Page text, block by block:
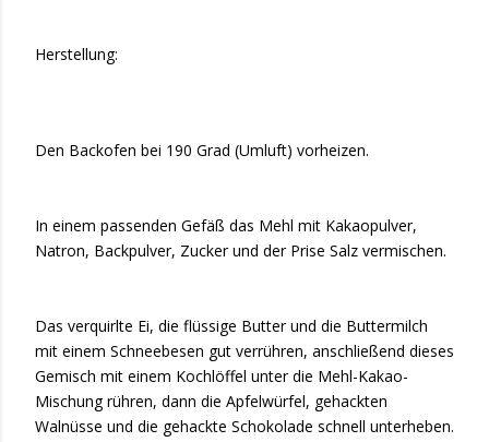
Herstellung:
Den Backofen bei 190 Grad (Umluft) vorheizen.
In einem passenden Gefäß das Mehl mit Kakaopulver,
Natron, Backpulver, Zucker und der Prise Salz vermischen.
Das verquirlte Ei, die flüssige Butter und die Buttermilch
mit einem Schneebesen gut verrühren, anschließend dieses
Gemisch mit einem Kochlöffel unter die Mehl-Kakao-
Mischung rühren, dann die Apfelwürfel, gehackten
Walnüsse und die gehackte Schokolade schnell unterheben.